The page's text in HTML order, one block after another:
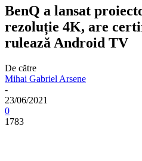
BenQ a lansat
rezoluție 4K, are
rulează Android TV
De către
Mihai Gabriel Arsene
-
23/06/2021
0
1783